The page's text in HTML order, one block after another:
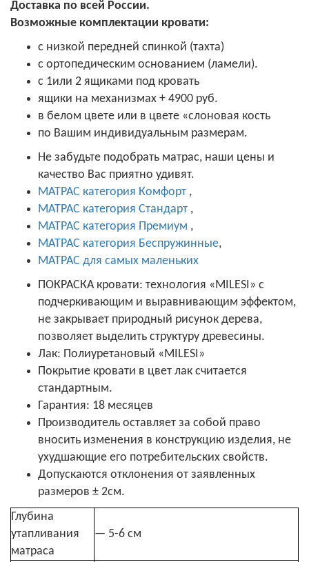
Доставка по всей России.
Возможные комплектации кровати:
с низкой передней спинкой (тахта)
с ортопедическим основанием (ламели).
с 1или 2 ящиками под кровать
ящики на механизмах + 4900 руб.
в белом цвете или в цвете «слоновая кость
по Вашим индивидуальным размерам.
Не забудьте подобрать матрас, наши цены и
качество Вас приятно удивят.
МАТРАС категория Комфорт ,
МАТРАС категория Стандарт ,
МАТРАС категория Премиум ,
МАТРАС категория Беспружинные,
МАТРАС для самых маленьких
ПОКРАСКА кровати: технология «MILESI» с
подчеркивающим и выравнивающим эффектом,
не закрывает природный рисунок дерева,
позволяет выделить структуру древесины.
Лак: Полиуретановый «MILESI»
Покрытие кровати в цвет лак считается
стандартным.
Гарантия: 18 месяцев
Производитель оставляет за собой право
вносить изменения в конструкцию изделия, не
ухудшающие его потребительских свойств.
Допускаются отклонения от заявленных
размеров ± 2см.
Глубина
утапливания
матраса
— 5-6 см